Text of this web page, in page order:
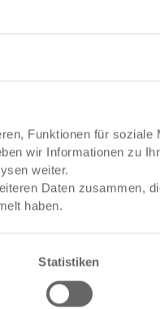
Funktionen für soziale
wir Informationen zu
weiter.
Daten zusammen,
haben.
Statistiken
Aussenmasse:
Angebot anfordern
Volumen